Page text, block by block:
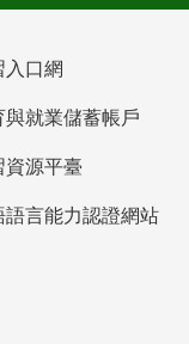
入口網
與就業儲蓄帳戶
資源平臺
語言能力認證網站